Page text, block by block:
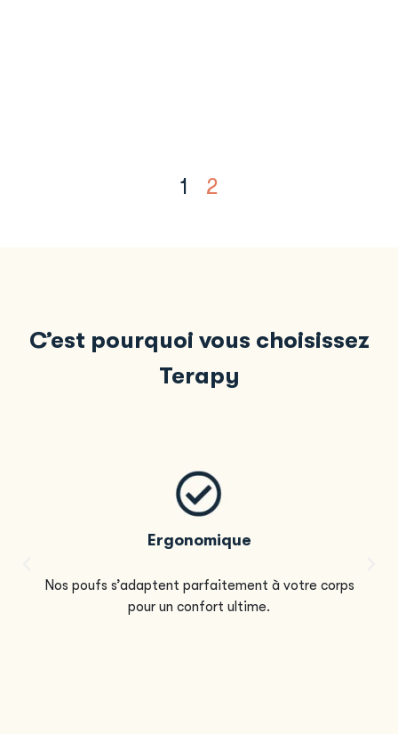
1 2
C’est pourquoi vous choisissez
Terapy
Ergonomique
Nos poufs s’adaptent parfaitement à votre corps
pour un confort ultime.